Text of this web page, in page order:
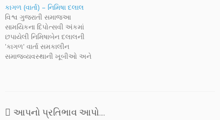
તમારી બહેનને સારું ઘર ન મળ્યું
?' 'અરે, મોટાં મોટાં રજવાડાંમાંથી
માગાં આવ્યાં હતાં. પણ
બહેનબાએ…
કાગળ (વાર્તા) – નિમિષા દલાલ
વિશ્વ ગુજરાતી સમાજઆ
સામયિકના દિપોત્સવી અંકમાં
છપાયેલી નિમિષાબેન દલાલની
'કાગળ' વાર્તા સમકાલીન
સમાજવ્યવસ્થાની ખૂબીઓ અને
વિચારવાની તક આપતો અંત પણ
અહીં છે. નિમિષાબેનની કલમ
આપનો પ્રતિભાવ આપો....